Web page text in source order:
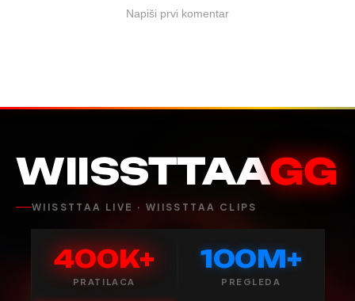
Napiši prvi komentar
WIISSTTAAGG
WIISSTTAA LIVE · WIISSTTAA CLIPS
400K+
PRATILACA
100M+
PREGLEDA